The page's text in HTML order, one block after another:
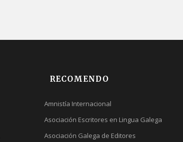
RECOMENDO
Amnistía Internacional
Asociación Escritores en Lingua Galega
Asociación Galega de Editores